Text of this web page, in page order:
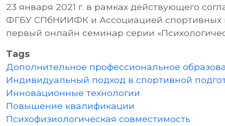
23 января 2021 г. в рамках действующего
ФГБУ СПбНИИФК и Ассоциацией спортивных
первый онлайн семинар серии
Tags
Дополнительное профессиональное
Индивидуальный подход в спортивной
Инновационные технологии
Повышение квалификации
Психофизиологическая совместимость